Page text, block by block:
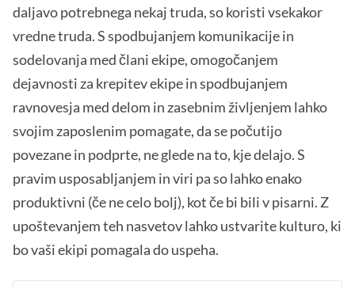
daljavo potrebnega nekaj truda, so koristi vsekakor
vredne truda. S spodbujanjem komunikacije in
sodelovanja med člani ekipe, omogočanjem
dejavnosti za krepitev ekipe in spodbujanjem
ravnovesja med delom in zasebnim življenjem lahko
svojim zaposlenim pomagate, da se počutijo
povezane in podprte, ne glede na to, kje delajo. S
pravim usposabljanjem in viri pa so lahko enako
produktivni (če ne celo bolj), kot če bi bili v pisarni. Z
upoštevanjem teh nasvetov lahko ustvarite kulturo, ki
bo vaši ekipi pomagala do uspeha.